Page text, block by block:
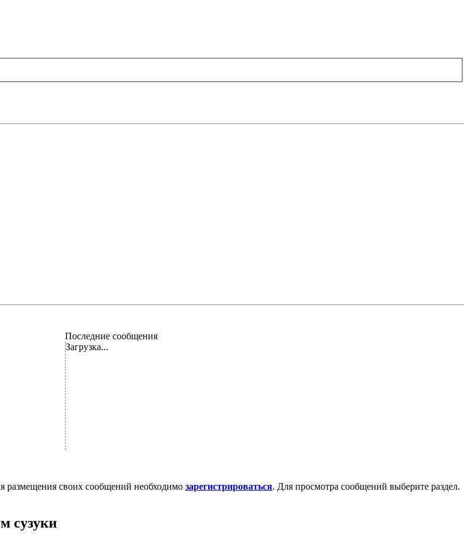
Последние сообщения
Загрузка...
размещения своих сообщений необходимо зарегистрироваться. Для просмотра сообщений выберите раздел.
сузуки